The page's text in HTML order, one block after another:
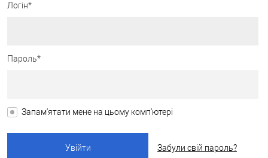
Логін*
Пароль*
Запам'ятати мене на цьому комп'ютері
Забули свій пароль?